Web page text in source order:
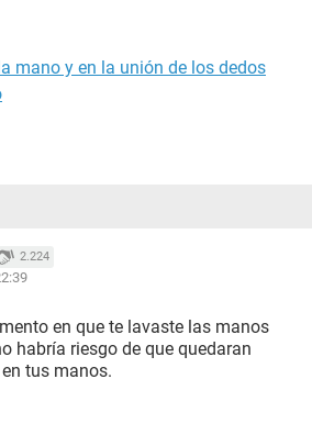
mano y en la unión de los dedos
2.224
en que te lavaste las manos
habría riesgo de que quedaran
tus manos.